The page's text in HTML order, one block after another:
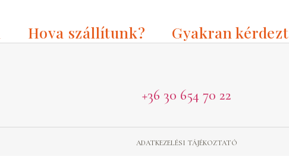
Hova szállítunk? Gyakran
+36 30 654 70 22
ADATKEZELÉSI TÁJÉKOZTATÓ